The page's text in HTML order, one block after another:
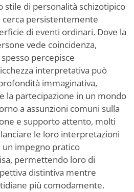
stile di personalità schizotipico
persistentemente
di eventi ordinari. Dove la
vede coincidenza,
percepisce
interpretativa può
immaginativa,
la partecipazione in un mondo
a assunzioni comuni sulla
e supporto attento, molti
le loro interpretazioni
impegno pratico
permettendo loro di
distintiva mentre
più comodamente.